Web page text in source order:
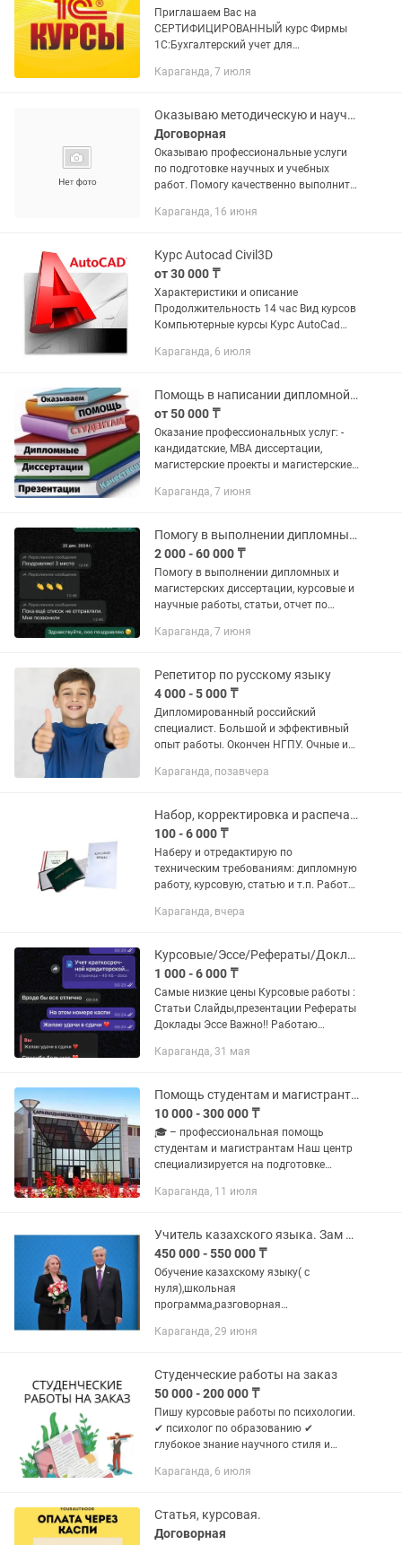
Приглашаем Вас на
СЕРТИФИЦИРОВАННЫЙ курс Фирмы
1С:Бухгалтерский учет для
1С:Предприятие 8.3 для Казахстана
работать в сфере...
Караганда, 7 июля
Оказываю методическую и научную помощь в написании всех видов работ
Договорная
Оказываю профессиональные услуги
по подготовке научных и учебных
работ. Помогу качественно выполнить:
статьи и публикации; – курсовые и
Караганда, 16 июня
Курс Autocad Civil3D
от 30 000 ₸
Характеристики и описание
Продолжительность 14 час Вид курсов
Компьютерные курсы Курс AutoCad
Длительность обучения: 14
обучения: 1....
Караганда, 6 июля
Помощь в написании дипломной и диссертации
от 50 000 ₸
Оказание профессиональных услуг: -
кандидатские, МВА диссертации,
магистерские проекты и магистерские
экономика, финансов , международные
Караганда, 7 июня
Помогу в выполнении дипломных и магистерских диссертации
2 000 - 60 000 ₸
Помогу в выполнении дипломных и
магистерских диссертации, курсовые и
научные работы, статьи, отчет по
научные исследовательские работы,
Караганда, 7 июня
Репетитор по русскому языку
4 000 - 5 000 ₸
Дипломированный российский
специалист. Большой и эффективный
опыт работы. Окончен НГПУ. Очные и
СОР/СОЧ. 3. Анализ текста. 4.
Караганда, позавчера
Набор, корректировка и распечатка текста дипломов, курсовых, статей.
100 - 6 000 ₸
Наберу и отредактирую по
техническим требованиям: дипломную
работу, курсовую, статью и т.п. Работа
Корректировка текста, набор текста,
Караганда, вчера
Курсовые/Эссе/Рефераты/Доклады
1 000 - 6 000 ₸
Самые низкие цены Курсовые работы :
Статьи Слайды,презентации Рефераты
Доклады Эссе Важно!! Работаю
Караганда, 31 мая
Помощь студентам и магистрантам
10 000 - 300 000 ₸
🎓 – профессиональная помощь
студентам и магистрантам Наш центр
специализируется на подготовке
уровня сложности. Мы понимаем,
вовремя и на...
Караганда, 11 июля
Учитель казахского языка. Зам дир.по Увр.
450 000 - 550 000 ₸
Обучение казахскому языку( с
нуля),школьная
программа,разговорная
работ, статьи.Работа в школе с русс яз
Караганда, 29 июня
Студенческие работы на заказ
50 000 - 200 000 ₸
Пишу курсовые работы по психологии.
✔ психолог по образованию ✔
глубокое знание научного стиля и
оформляю по ГОСТу ✔ работаю как на
Караганда, 6 июля
Статья, курсовая.
Договорная